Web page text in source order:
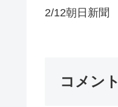
2/12朝日新聞
コメント